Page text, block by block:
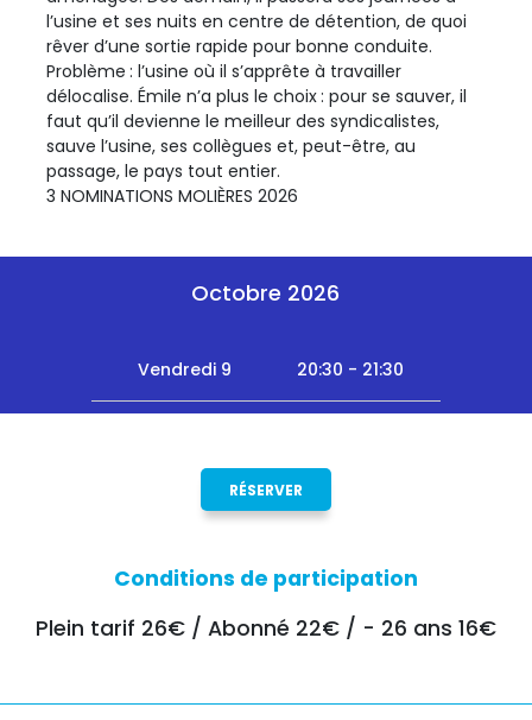
l’usine et ses nuits en centre de détention, de quoi
rêver d’une sortie rapide pour bonne conduite.
Problème : l’usine où il s’apprête à travailler
délocalise. Émile n’a plus le choix : pour se sauver, il
faut qu’il devienne le meilleur des syndicalistes,
sauve l’usine, ses collègues et, peut-être, au
passage, le pays tout entier.
3 NOMINATIONS MOLIÈRES 2026
Octobre 2026
Vendredi 9 20:30 - 21:30
RÉSERVER
Conditions de participation
Plein tarif 26€ / Abonné 22€ / - 26 ans 16€